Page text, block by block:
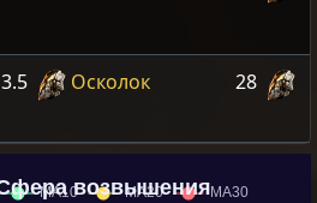
3.5
Осколок
28